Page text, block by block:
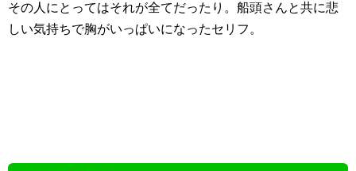
その人にとってはそれが全てだったり。船頭さんと共に悲
しい気持ちで胸がいっぱいになったセリフ。